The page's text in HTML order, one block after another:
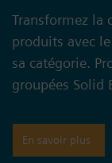
Transformez la
produits avec
sa catégorie.
groupées Solid
En savoir plus